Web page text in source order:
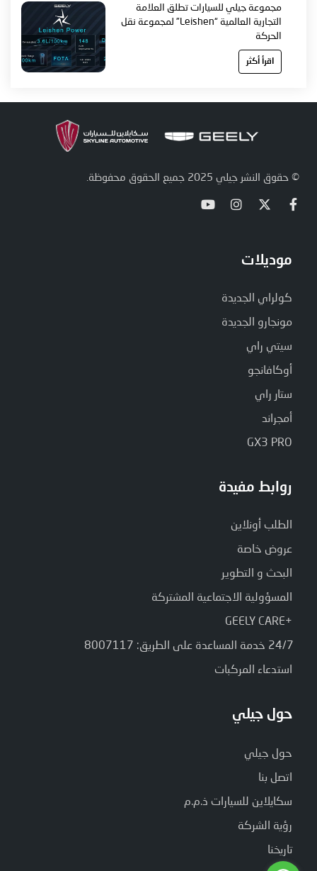
مجموعة جيلي للسيارات تطلق العلامة
التجارية العالمية “Leishen” لمجموعة نقل
الحركة
اقرأ أكثر
© حقوق النشر جيلي 2025 جميع الحقوق محفوظة.
موديلات
كولراي الجديدة
مونجارو الجديدة
سيتي راي
أوكافانجو
ستار راي
أمجراند
GX3 PRO
روابط مفيدة
الطلب أونلاين
عروض خاصة
البحث و التطوير
المسؤولية الاجتماعية المشتركة
+GEELY CARE
24/7 خدمة المساعدة على الطريق: 8007117
استدعاء المركبات
حول جيلي
حول جيلي
اتصل بنا
سكايلاين للسيارات ذ.م.م
رؤية الشركة
تاريخنا